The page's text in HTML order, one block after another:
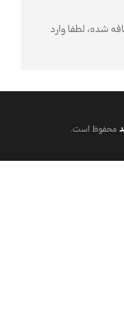
شده، لطفا وارد
محفوظ است.